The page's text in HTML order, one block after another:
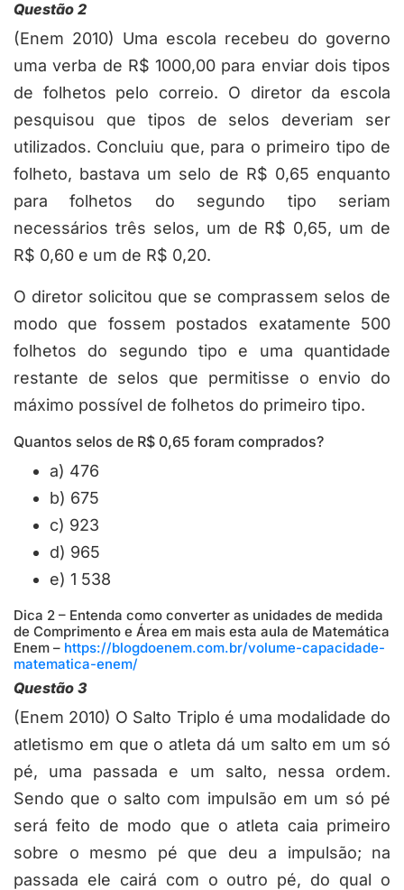
Questão 2
(Enem 2010) Uma escola recebeu do governo
uma verba de R$ 1000,00 para enviar dois tipos
de folhetos pelo correio. O diretor da escola
pesquisou que tipos de selos deveriam ser
utilizados. Concluiu que, para o primeiro tipo de
folheto, bastava um selo de R$ 0,65 enquanto
para folhetos do segundo tipo seriam
necessários três selos, um de R$ 0,65, um de
R$ 0,60 e um de R$ 0,20.
O diretor solicitou que se comprassem selos de
modo que fossem postados exatamente 500
folhetos do segundo tipo e uma quantidade
restante de selos que permitisse o envio do
máximo possível de folhetos do primeiro tipo.
Quantos selos de R$ 0,65 foram comprados?
a) 476
b) 675
c) 923
d) 965
e) 1 538
Dica 2 – Entenda como converter as unidades de medida
de Comprimento e Área em mais esta aula de Matemática
Enem – https://blogdoenem.com.br/volume-capacidade-
matematica-enem/
Questão 3
(Enem 2010) O Salto Triplo é uma modalidade do
atletismo em que o atleta dá um salto em um só
pé, uma passada e um salto, nessa ordem.
Sendo que o salto com impulsão em um só pé
será feito de modo que o atleta caia primeiro
sobre o mesmo pé que deu a impulsão; na
passada ele cairá com o outro pé, do qual o